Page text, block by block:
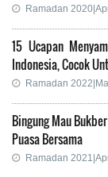
Ramadan
15 Ucapan
Indonesia, Cocok
Ramadan
Bingung Mau
Puasa Bersama
Ramadan